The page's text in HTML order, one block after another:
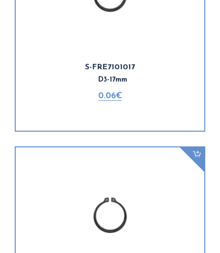
S-FRE7101017
D3-17mm
0.06€